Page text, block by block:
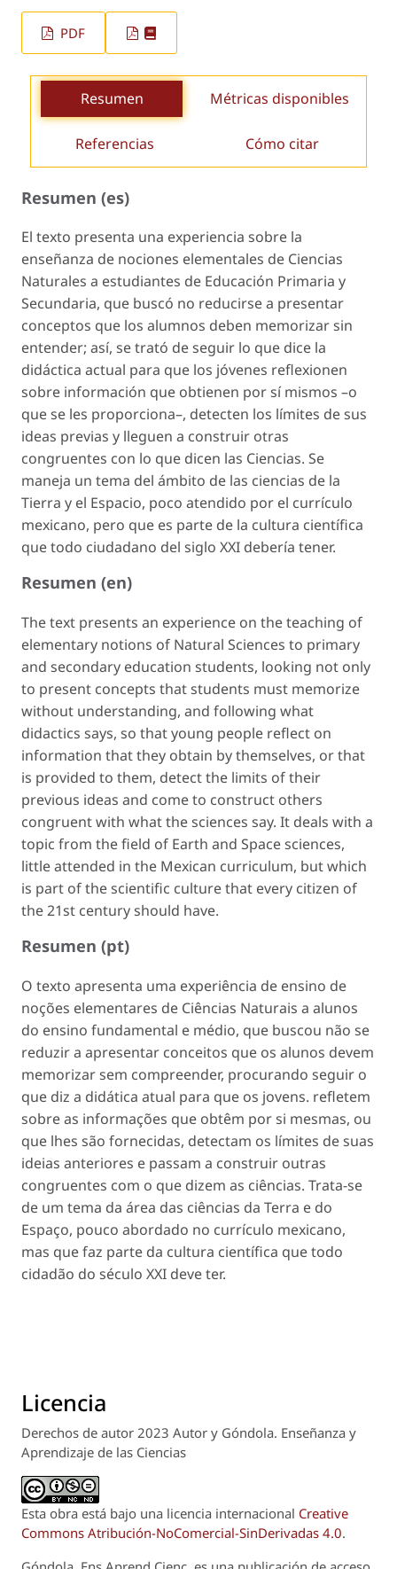
PDF
Resumen Métricas disponibles
Referencias Cómo citar
Resumen (es)
El texto presenta una experiencia sobre la
enseñanza de nociones elementales de Ciencias
Naturales a estudiantes de Educación Primaria y
Secundaria, que buscó no reducirse a presentar
conceptos que los alumnos deben memorizar sin
entender; así, se trató de seguir lo que dice la
didáctica actual para que los jóvenes reflexionen
sobre información que obtienen por sí mismos –o
que se les proporciona–, detecten los límites de sus
ideas previas y lleguen a construir otras
congruentes con lo que dicen las Ciencias. Se
maneja un tema del ámbito de las ciencias de la
Tierra y el Espacio, poco atendido por el currículo
mexicano, pero que es parte de la cultura científica
que todo ciudadano del siglo XXI debería tener.
Resumen (en)
The text presents an experience on the teaching of
elementary notions of Natural Sciences to primary
and secondary education students, looking not only
to present concepts that students must memorize
without understanding, and following what
didactics says, so that young people reflect on
information that they obtain by themselves, or that
is provided to them, detect the limits of their
previous ideas and come to construct others
congruent with what the sciences say. It deals with a
topic from the field of Earth and Space sciences,
little attended in the Mexican curriculum, but which
is part of the scientific culture that every citizen of
the 21st century should have.
Resumen (pt)
O texto apresenta uma experiência de ensino de
noções elementares de Ciências Naturais a alunos
do ensino fundamental e médio, que buscou não se
reduzir a apresentar conceitos que os alunos devem
memorizar sem compreender, procurando seguir o
que diz a didática atual para que os jovens. refletem
sobre as informações que obtêm por si mesmas, ou
que lhes são fornecidas, detectam os límites de suas
ideias anteriores e passam a construir outras
congruentes com o que dizem as ciências. Trata-se
de um tema da área das ciências da Terra e do
Espaço, pouco abordado no currículo mexicano,
mas que faz parte da cultura científica que todo
cidadão do século XXI deve ter.
Licencia
Derechos de autor 2023 Autor y Góndola. Enseñanza y
Aprendizaje de las Ciencias
Esta obra está bajo una licencia internacional Creative
Commons Atribución-NoComercial-SinDerivadas 4.0.